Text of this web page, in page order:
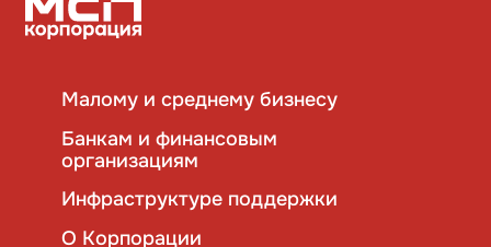
Малому и среднему бизнесу
Банкам и финансовым
организациям
Инфраструктуре поддержки
О Корпорации